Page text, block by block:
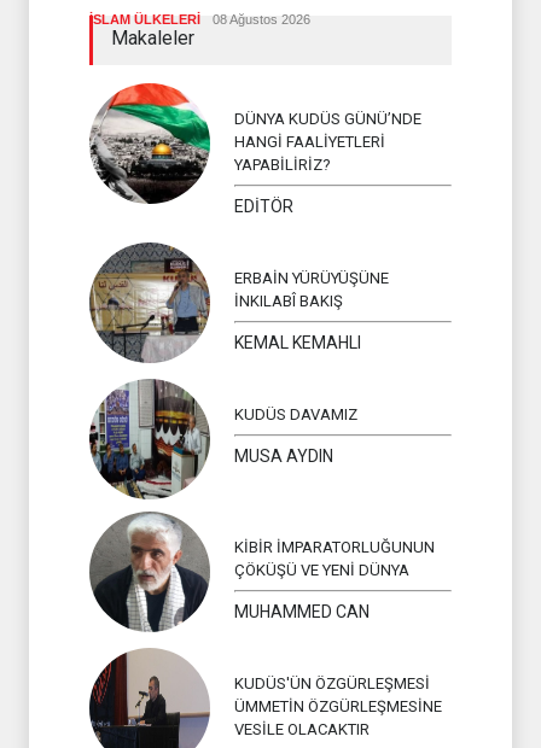
İSLAM ÜLKELERİ 08 Ağustos 2026
Makaleler
DÜNYA KUDÜS GÜNÜ’NDE
HANGİ FAALİYETLERİ
YAPABİLİRİZ?
EDİTÖR
ERBAİN YÜRÜYÜŞÜNE
İNKILABÎ BAKIŞ
KEMAL KEMAHLI
KUDÜS DAVAMIZ
MUSA AYDIN
KİBİR İMPARATORLUĞUNUN
ÇÖKÜŞÜ VE YENİ DÜNYA
MUHAMMED CAN
KUDÜS'ÜN ÖZGÜRLEŞMESİ
ÜMMETİN ÖZGÜRLEŞMESİNE
VESİLE OLACAKTIR